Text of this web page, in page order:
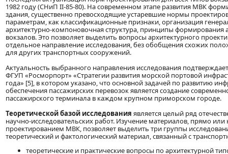
1982 году (СНиП II-85-80). На современном этапе развития МВК
здания, существенно превосходящие устаревшие нормы
параметрам, как классификационные признаки, организация
архитектурно-компоновочная структура, принципы формирования
вокзалов. Это позволяет выделить вопросы архитектурного
отдельное направление исследования, без обобщения схожих
для других транспортных сооружений.
Актуальность выбранного направления исследования
ФГУП «Росморпорт» «Стратегии развития морской портовой
года» [5], в котором указано, что основной задачей по развитию
обеспечения пассажирских перевозок является создание
пассажирского терминала в каждом крупном приморском городе.
Теоретической базой исследования является целый ряд
научно-исследовательских работ. Изучение материалов, прямо или
проектированием МВК, позволяет выделить три группы
теоретический и фактологический материал, связанный с
теоретические и практические вопросы по архитектурной